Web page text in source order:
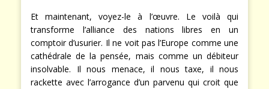
Et maintenant, voyez-le à l’œuvre. Le voilà qui
transforme l’alliance des nations libres en un
comptoir d’usurier. Il ne voit pas l’Europe comme une
cathédrale de la pensée, mais comme un débiteur
insolvable. Il nous menace, il nous taxe, il nous
rackette avec l’arrogance d’un parvenu qui croit que